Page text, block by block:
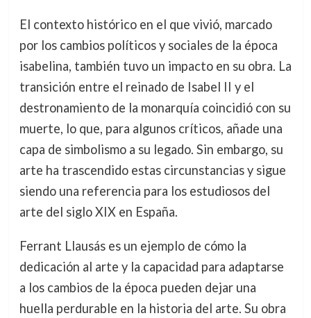
El contexto histórico en el que vivió, marcado
por los cambios políticos y sociales de la época
isabelina, también tuvo un impacto en su obra. La
transición entre el reinado de Isabel II y el
destronamiento de la monarquía coincidió con su
muerte, lo que, para algunos críticos, añade una
capa de simbolismo a su legado. Sin embargo, su
arte ha trascendido estas circunstancias y sigue
siendo una referencia para los estudiosos del
arte del siglo XIX en España.
Ferrant Llausás es un ejemplo de cómo la
dedicación al arte y la capacidad para adaptarse
a los cambios de la época pueden dejar una
huella perdurable en la historia del arte. Su obra